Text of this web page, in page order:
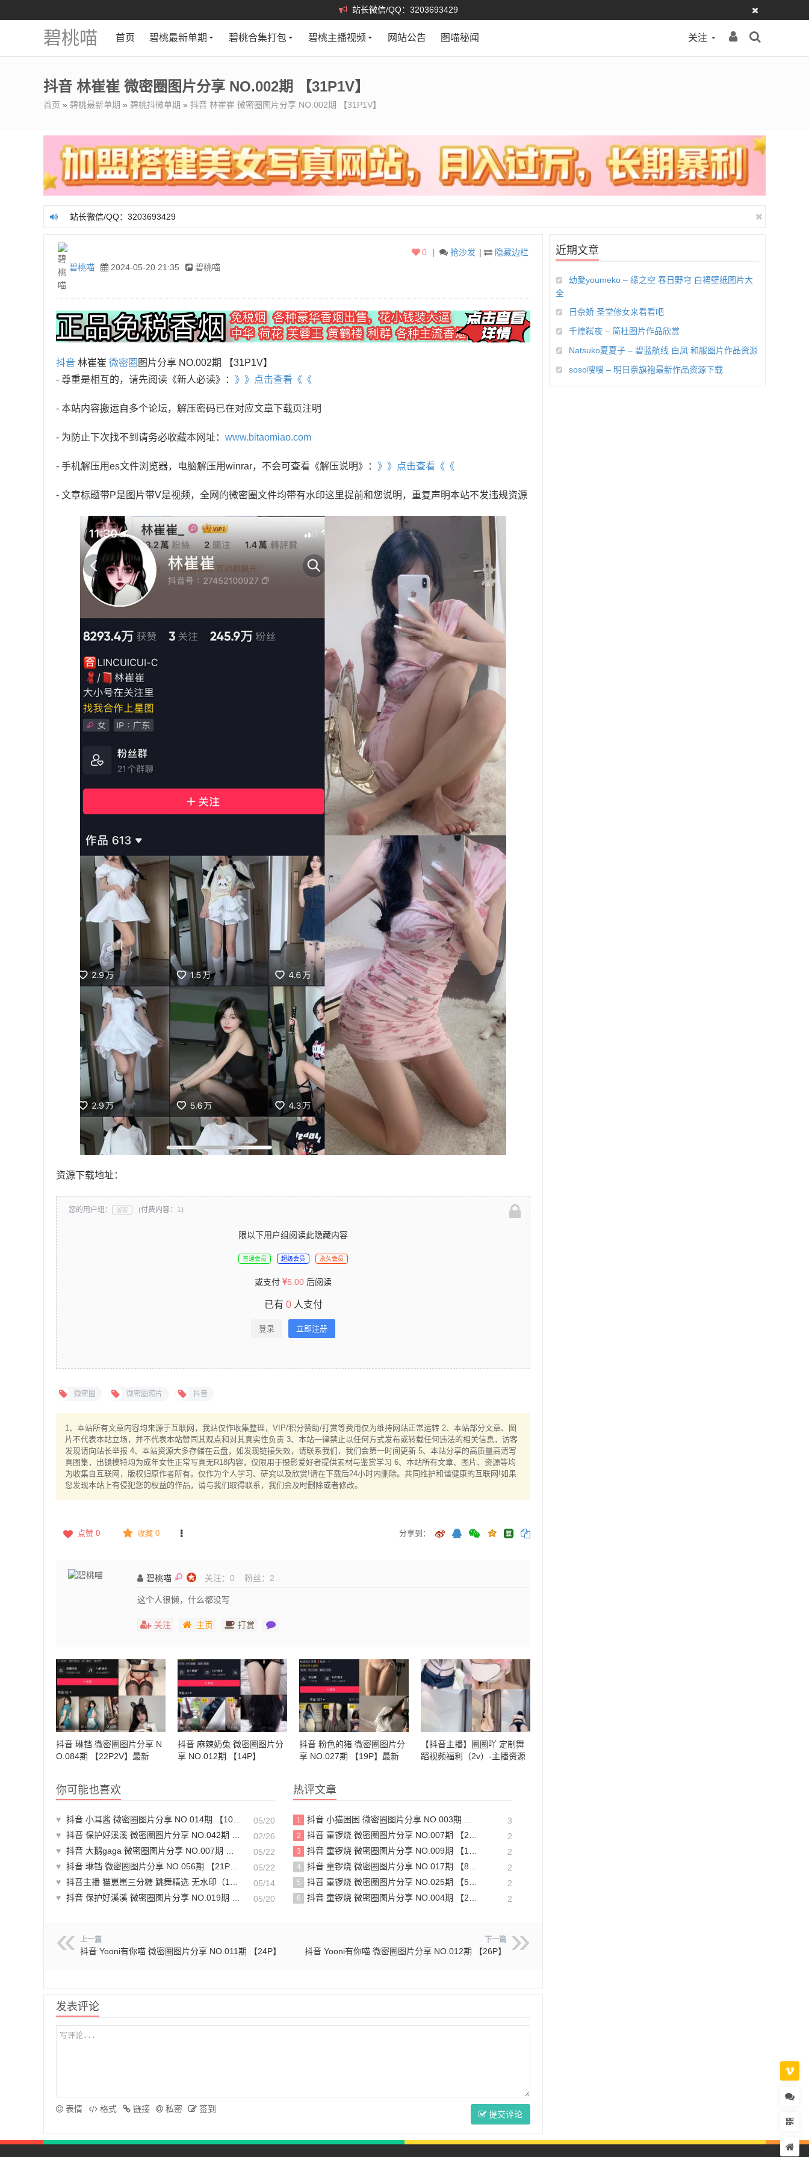
站长微信/QQ：3203693429
碧桃喵 关注
首页 碧桃最新单期 碧桃合集打包 碧桃主播视频 网站公告 图喵秘闻
抖音 林崔崔 微密圈图片分享 NO.002期 【31P1V】
首页 » 碧桃最新单期 » 碧桃抖微单期 » 抖音 林崔崔 微密圈图片分享 NO.002期 【31P1V】
站长微信/QQ：3203693429
碧桃喵 2024-05-20 21:35 碧桃喵
| 隐藏边栏
| 抢沙发
0
抖音 林崔崔 微密圈 图片分享 NO.002期 【31P1V】
- 尊重是相互的，请先阅读《新人必读》： 》》点击查看《《
- 本站内容搬运自多个论坛，解压密码已在对应文章下载页注明
- 为防止下次找不到请务必收藏本网址： www.bitaomiao.com
- 手机解压用es文件浏览器，电脑解压用winrar，不会可查看《解压说明》： 》》点击查看《《
- 文章标题带P是图片带V是视频，全网的微密圈文件均带有水印这里提前和您说明，重复声明本站不发违规资源
资源下载地址：
您的用户组： 游客 (付费内容：1)
限以下用户组阅读此隐藏内容
普通会员 超级会员 永久会员
或支付 5.00 后阅读
已有 0人支付
登录 立即注册
微密圈 微密圈照片 抖音
1、本站所有文章内容均来源于互联网，我站仅作收集整理，VIP/积分赞助/打赏等费用仅为维持网站正常运转 2、本站部分文章、图
片不代表本站立场，并不代表本站赞同其观点和对其真实性负责 3、本站一律禁止以任何方式发布或转载任何违法的相关信息，访客
发现请向站长举报 4、本站资源大多存储在云盘，如发现链接失效，请联系我们，我们会第一时间更新 5、本站分享的高质量高清写
真图集，出镜模特均为成年女性正常写真无R18内容，仅限用于摄影爱好者提供素材与鉴赏学习 6、本站所有文章、图片、资源等均
为收集自互联网，版权归原作者所有。仅作为个人学习、研究以及欣赏!请在下载后24小时内删除。共同维护和谐健康的互联网!如果
您发现本站上有侵犯您的权益的作品，请与我们取得联系，我们会及时删除或者修改。
点赞 0 收藏 0 分享到：
碧桃喵 关注： 0 粉丝： 2
这个人很懒，什么都没写
关注 主页 打赏
抖音 琳铛 微密圈图片分享 N
O.084期 【22P2V】最新
抖音 麻辣奶兔 微密圈图片分
享 NO.012期 【14P】
抖音 粉色的猪 微密圈图片分
享 NO.027期 【19P】最新
【抖音主播】圈圈吖 定制舞
蹈视频福利（2v）-主播资源
你可能也喜欢
♥ 抖音 小耳酱 微密圈图片分享 NO.014期 【10P】最新至：2023.6.9
05/20
♥ 抖音 保护好溪溪 微密圈图片分享 NO.042期 【3P6V】最新至：2025.2.25
02/26
♥ 抖音 大鹅gaga 微密圈图片分享 NO.007期 【72P5V】
05/22
♥ 抖音 琳铛 微密圈图片分享 NO.056期 【21P1V】最新至：2023.12.31
05/22
♥ 抖音主播 猫崽崽三分糖 跳舞精选 无水印（14v/2.08g）-跳舞教学
05/14
♥ 抖音 保护好溪溪 微密圈图片分享 NO.019期 【5P2V】最新至：2023.6.10 05/20
热评文章
1 抖音 小猫困困 微密圈图片分享 NO.003期 【23P16V】最新至：2025.1.23 3
2 抖音 童锣烧 微密圈图片分享 NO.007期 【25P7V】最新至：2023.10.24 2
3 抖音 童锣烧 微密圈图片分享 NO.009期 【13P】最新至：2023.12.28 2
4 抖音 童锣烧 微密圈图片分享 NO.017期 【8P2V】最新至：2204.11.14 2
5 抖音 童锣烧 微密圈图片分享 NO.025期 【5V】最新至：2025.3.12 2
6 抖音 童锣烧 微密圈图片分享 NO.004期 【20P5V】 2
上一篇
抖音 Yooni有你喵 微密圈图片分享 NO.011期 【24P】
下一篇
抖音 Yooni有你喵 微密圈图片分享 NO.012期 【26P】
发表评论
表情 格式 链接 私密 签到
提交评论
近期文章
幼愛youmeko – 缘之空 春日野穹 白裙壁纸图片大
全
日奈娇 圣堂修女来看看吧
千煌弑夜 – 简杜图片作品欣赏
Natsuko夏夏子 – 碧蓝航线 白凤 和服图片作品资源
soso嗖嗖 – 明日奈旗袍最新作品资源下载